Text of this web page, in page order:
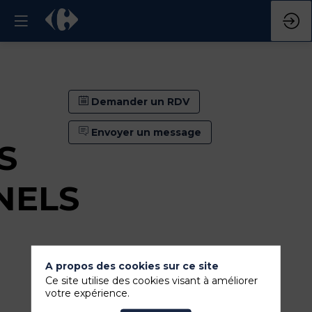
Demander un RDV
Envoyer un message
Demander un RDV
A propos des cookies sur ce site
Ce site utilise des cookies visant à améliorer
votre expérience.